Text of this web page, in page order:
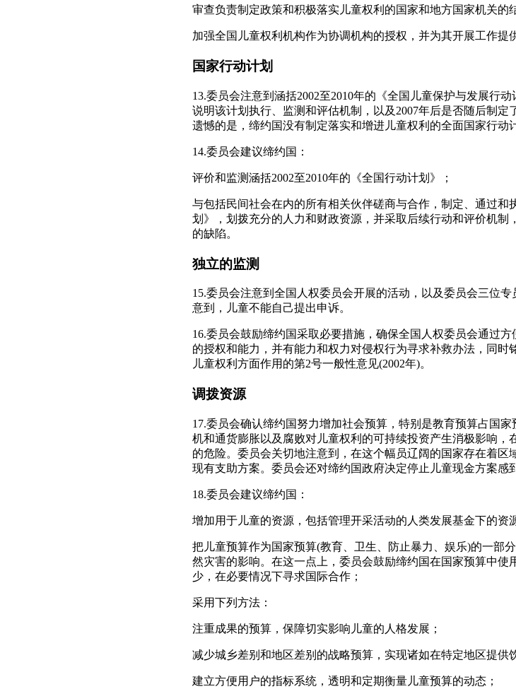
审查负责制定政策和积极落实儿童权利的国家和地方国家机关的
加强全国儿童权利机构作为协调机构的授权，并为其开展工作提
国家行动计划
13.委员会注意到涵括2002至2010年的《全国儿童保护与发展行
说明该计划执行、监测和评估机制，以及2007年后是否随后制
遗憾的是，缔约国没有制定落实和增进儿童权利的全面国家行动
14.委员会建议缔约国：
评价和监测涵括2002至2010年的《全国行动计划》；
与包括民间社会在内的所有相关伙伴磋商与合作，制定、通过和
划》，划拨充分的人力和财政资源，并采取后续行动和评价机
的缺陷。
独立的监测
15.委员会注意到全国人权委员会开展的活动，以及委员会三位
意到，儿童不能自己提出申诉。
16.委员会鼓励缔约国采取必要措施，确保全国人权委员会通过
的授权和能力，并有能力和权力对侵权行为寻求补救办法，同
儿童权利方面作用的第2号一般性意见(2002年)。
调拨资源
17.委员会确认缔约国努力增加社会预算，特别是教育预算占国
机和通货膨胀以及腐败对儿童权利的可持续投资产生消极影响
的危险。委员会关切地注意到，在这个幅员辽阔的国家存在着
现有支助方案。委员会还对缔约国政府决定停止儿童现金方案感
18.委员会建议缔约国：
增加用于儿童的资源，包括管理开采活动的人类发展基金下的资
把儿童预算作为国家预算(教育、卫生、防止暴力、娱乐)的一部
然灾害的影响。在这一点上，委员会鼓励缔约国在国家预算中
少，在必要情况下寻求国际合作；
采用下列方法：
注重成果的预算，保障切实影响儿童的人格发展；
减少城乡差别和地区差别的战略预算，实现诸如在特定地区提供
建立方便用户的指标系统，透明和定期衡量儿童预算的动态；